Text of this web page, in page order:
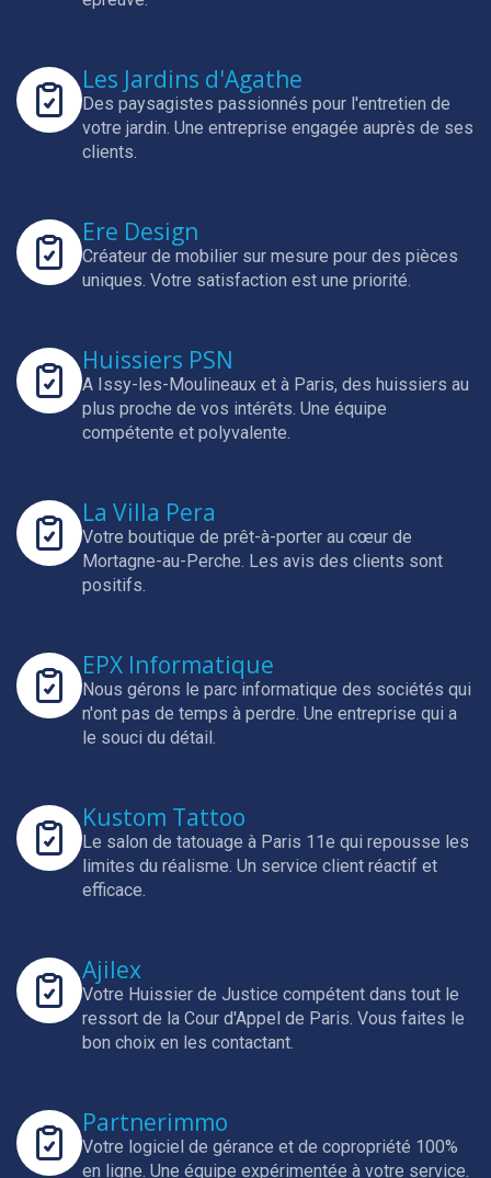
Les Jardins d'Agathe
Des paysagistes passionnés pour l'entretien de
votre jardin. Une entreprise engagée auprès de ses
clients.
Ere Design
Créateur de mobilier sur mesure pour des pièces
uniques. Votre satisfaction est une priorité.
Huissiers PSN
A Issy-les-Moulineaux et à Paris, des huissiers au
plus proche de vos intérêts. Une équipe
compétente et polyvalente.
La Villa Pera
Votre boutique de prêt-à-porter au cœur de
Mortagne-au-Perche. Les avis des clients sont
positifs.
EPX Informatique
Nous gérons le parc informatique des sociétés qui
n'ont pas de temps à perdre. Une entreprise qui a
le souci du détail.
Kustom Tattoo
Le salon de tatouage à Paris 11e qui repousse les
limites du réalisme. Un service client réactif et
efficace.
Ajilex
Votre Huissier de Justice compétent dans tout le
ressort de la Cour d'Appel de Paris. Vous faites le
bon choix en les contactant.
Partnerimmo
Votre logiciel de gérance et de copropriété 100%
en ligne. Une équipe expérimentée à votre service.